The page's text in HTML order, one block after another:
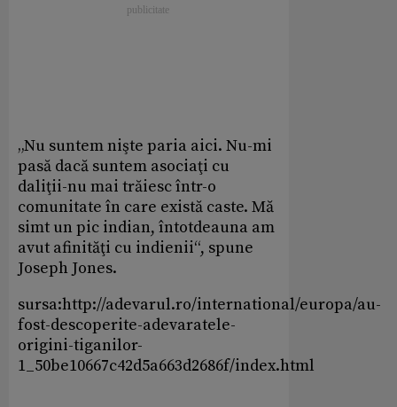
„Nu suntem nişte paria aici. Nu-mi
pasă dacă suntem asociaţi cu
daliţii-nu mai trăiesc într-o
comunitate în care există caste. Mă
simt un pic indian, întotdeauna am
avut afinităţi cu indienii“, spune
Joseph Jones.
sursa:http://adevarul.ro/international/europa/au-
fost-descoperite-adevaratele-
origini-tiganilor-
1_50be10667c42d5a663d2686f/index.html